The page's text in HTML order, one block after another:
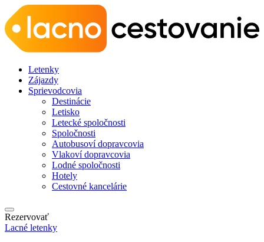
Letenky
Zájazdy
Sprievodcovia
Destinácie
Letisko
Letecké spoločnosti
Spoločnosti
Autobusoví dopravcovia
Vlakoví dopravcovia
Lodné spoločnosti
Hotely
Cestovné kancelárie
Rezervovať
Lacné letenky